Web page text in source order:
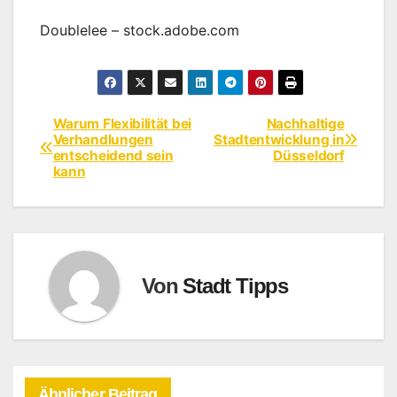
Doublelee – stock.adobe.com
BeitragsnavigationNachhaltige
Stadtentwicklung in
Düsseldorf
Warum Flexibilität bei
Verhandlungen
entscheidend sein
kann
VonStadt Tipps